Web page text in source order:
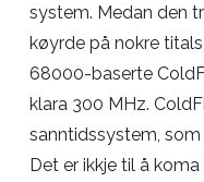
system. Medan den
køyrde på nokre
68000-baserte
klara 300 MHz.
sanntidssystem,
Det er ikkje til å